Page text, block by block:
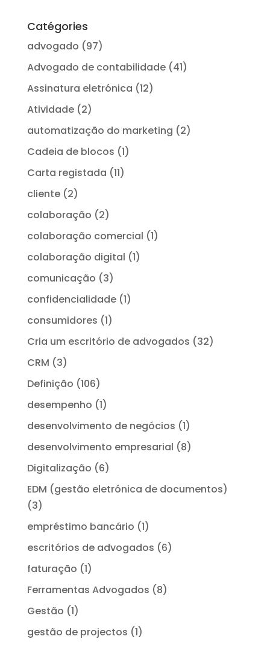
Catégories
advogado (97)
Advogado de contabilidade(41)
Assinatura eletrónica (12)
Atividade(2)
automatização do marketing (2)
Cadeia de blocos (1)
Carta registada (11)
cliente(2)
colaboração (2)
colaboração comercial (1)
colaboração digital (1)
comunicação (3)
confidencialidade(1)
consumidores (1)
Cria um escritório de advogados (32)
CRM (3)
Definição (106)
desempenho (1)
desenvolvimento de negócios (1)
desenvolvimento empresarial (8)
Digitalização (6)
EDM (gestão eletrónica de documentos)
(3)
empréstimo bancário (1)
escritórios de advogados (6)
faturação (1)
Ferramentas Advogados (8)
Gestão (1)
gestão de projectos (1)